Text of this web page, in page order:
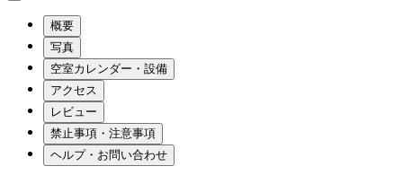
概要
写真
空室カレンダー・設備
アクセス
レビュー
禁止事項・注意事項
ヘルプ・お問い合わせ